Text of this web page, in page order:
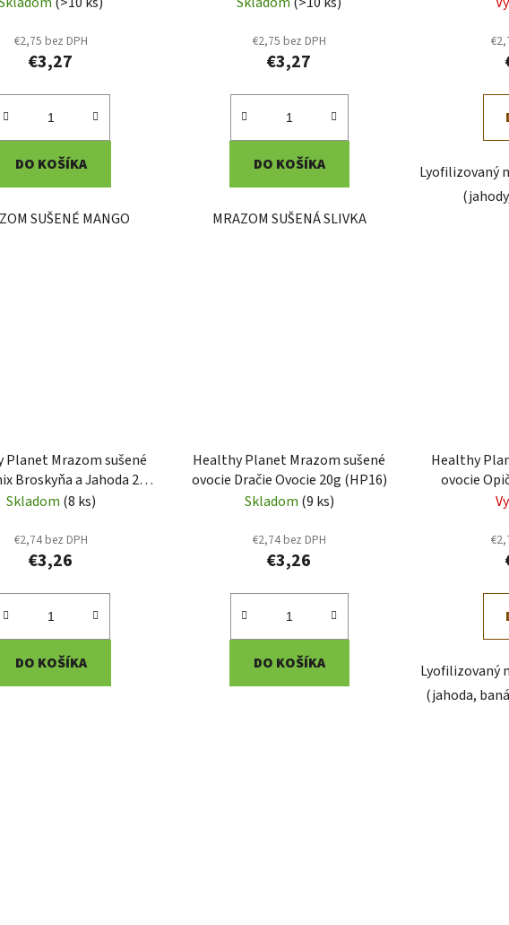
€2,75 bez DPH
€3,27
DO KOŠÍKA
SUŠENÉ MANGO
€2,75 bez DPH
€3,27
DO KOŠÍKA
MRAZOM SUŠENÁ SLIVKA
Lyofilizovaný
Planet Mrazom sušené
Broskyňa a Jahoda 20g
(HP10)
Skladom (8 ks)
€2,74 bez DPH
€3,26
DO KOŠÍKA
Healthy Planet Mrazom sušené
ovocie Dračie Ovocie 20g (HP16)
Skladom (9 ks)
€2,74 bez DPH
€3,26
DO KOŠÍKA
Healthy
ovocie
Lyofilizovaný
(jahoda,